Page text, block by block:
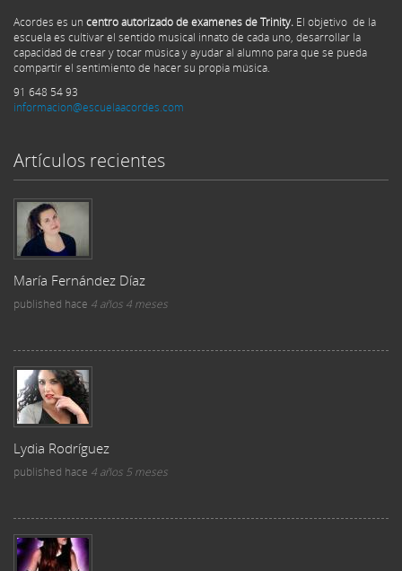
Acordes es un centro autorizado de examenes de Trinity. El objetivo de la
escuela es cultivar el sentido musical innato de cada uno, desarrollar la
capacidad de crear y tocar música y ayudar al alumno para que se pueda
compartir el sentimiento de hacer su propia música.
91 648 54 93
informacion@escuelaacordes.com
Artículos recientes
María Fernández Díaz
published hace 4 años 4 meses
Lydia Rodríguez
published hace 4 años 5 meses